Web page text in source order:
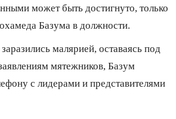
может быть достигнуто, только
Базума в должности.
малярией, оставаясь под
мятежников, Базум
с лидерами и представителями